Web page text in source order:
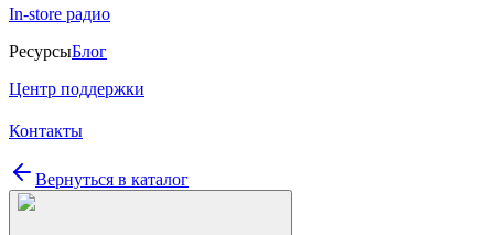
In-store радио
РесурсыБлог
Центр поддержки
Контакты
Вернуться в каталог